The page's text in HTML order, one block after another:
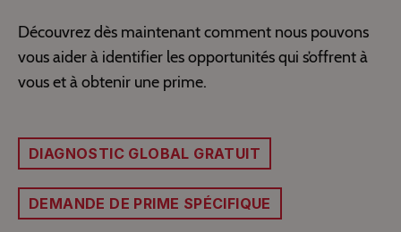
Découvrez dès maintenant comment nous pouvons
vous aider à identifier les opportunités qui s’offrent à
vous et à obtenir une prime.
DIAGNOSTIC GLOBAL GRATUIT
DEMANDE DE PRIME SPÉCIFIQUE